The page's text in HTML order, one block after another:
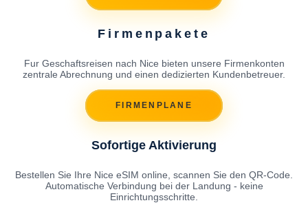
Firmenpakete
Fur Geschaftsreisen nach Nice bieten unsere Firmenkonten
zentrale Abrechnung und einen dedizierten Kundenbetreuer.
FIRMENPLANE
Sofortige Aktivierung
Bestellen Sie Ihre Nice eSIM online, scannen Sie den QR-Code.
Automatische Verbindung bei der Landung - keine
Einrichtungsschritte.